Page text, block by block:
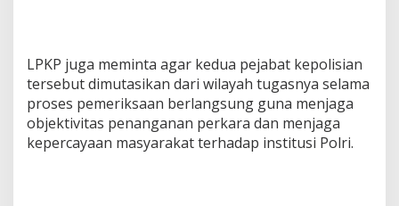
LPKP juga meminta agar kedua pejabat kepolisian
tersebut dimutasikan dari wilayah tugasnya selama
proses pemeriksaan berlangsung guna menjaga
objektivitas penanganan perkara dan menjaga
kepercayaan masyarakat terhadap institusi Polri.